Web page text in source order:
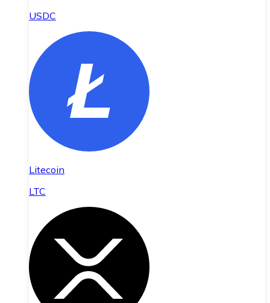
USDC
Litecoin
LTC